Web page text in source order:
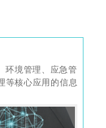
环境管理、应急管
等核心应用的信息